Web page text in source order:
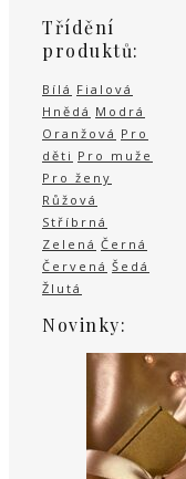
Třídění
produktů:
Bílá Fialová
Hnědá Modrá
Oranžová Pro
děti Pro muže
Pro ženy
Růžová
Stříbrná
Zelená Černá
Červená Šedá
Žlutá
Novinky: